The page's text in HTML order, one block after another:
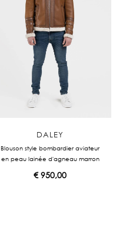
DALEY
Blouson style bombardier aviateur
en peau lainée d'agneau marron
€950,00